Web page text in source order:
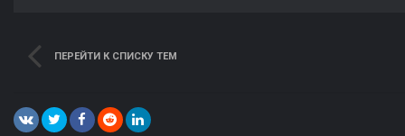
ПЕРЕЙТИ К СПИСКУ ТЕМ